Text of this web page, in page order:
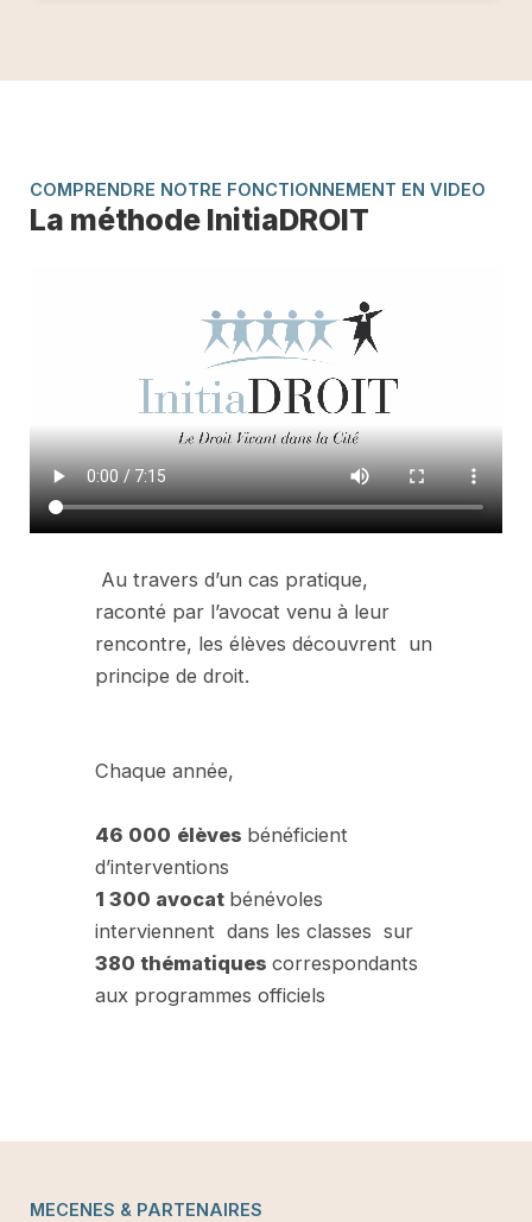
COMPRENDRE NOTRE FONCTIONNEMENT EN VIDEO
La méthode InitiaDROIT
Au travers d’un cas pratique,
raconté par l’avocat venu à leur
rencontre, les élèves découvrent un
principe de droit.
Chaque année,
46 000 élèves bénéficient
d’interventions
1 300 avocat bénévoles
interviennent dans les classes sur
380 thématiquescorrespondants
aux programmes officiels
MECENES & PARTENAIRES